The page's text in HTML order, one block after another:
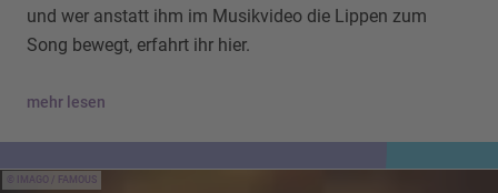
und wer anstatt ihm im Musikvideo die Lippen zum
Song bewegt, erfahrt ihr hier.
mehr lesen
IMAGO / FAMOUS